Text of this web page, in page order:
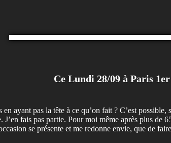
Ce Lundi 28/09 à Paris 1er
en ayant pas la tête à ce qu’on fait ? C’est
J’en fais pas partie. Pour moi même après plus de
se présente et me redonne envie, que de